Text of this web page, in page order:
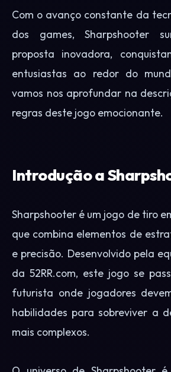
Com o avanço constante da
dos games, Sharpshooter
proposta inovadora,
entusiastas ao redor do
vamos nos aprofundar na
regras deste jogo emocionante.
Introdução a
Sharpshooter é um jogo de tiro
que combina elementos de
e precisão. Desenvolvido pela
da 52RR.com, este jogo se
futurista onde jogadores
habilidades para sobreviver a
mais complexos.